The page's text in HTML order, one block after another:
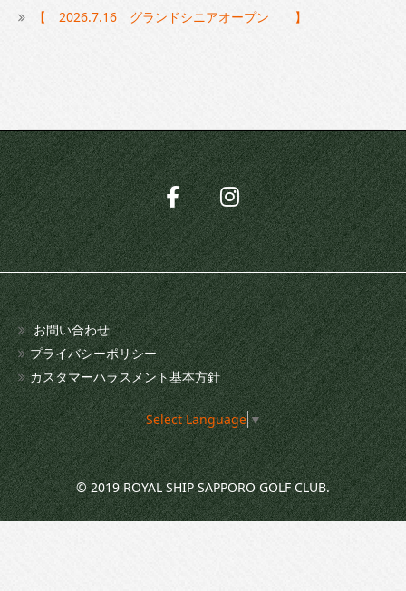
【 2026.7.16 グランドシニアオープン 】
お問い合わせ
プライバシーポリシー
カスタマーハラスメント基本方針
Select Language▼
© 2019 ROYAL SHIP SAPPORO GOLF CLUB.